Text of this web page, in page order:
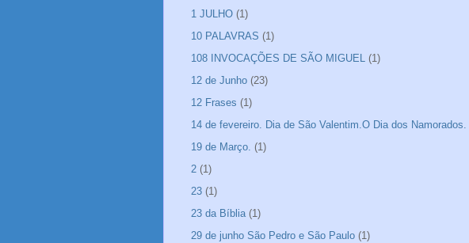
1 JULHO (1)
10 PALAVRAS (1)
108 INVOCAÇÕES DE SÃO MIGUEL (1)
12 de Junho (23)
12 Frases (1)
14 de fevereiro. Dia de São Valentim.O Dia dos Namorados.
19 de Março. (1)
2 (1)
23 (1)
23 da Bíblia (1)
29 de junho São Pedro e São Paulo (1)